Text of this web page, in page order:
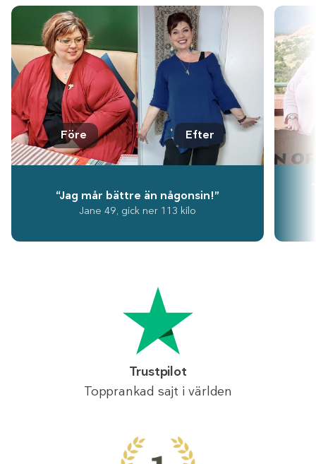
Före Efter
“Jag mår bättre än någonsin!”
Jane 49, gick ner 113 kilo
Trustpilot
Topprankad sajt i världen